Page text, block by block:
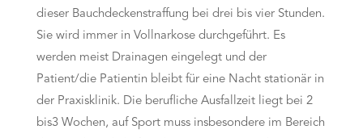
dieser Bauchdeckenstraffung bei drei bis vier Stunden.
Sie wird immer in Vollnarkose durchgeführt. Es
werden meist Drainagen eingelegt und der
Patient/die Patientin bleibt für eine Nacht stationär in
der Praxisklinik. Die berufliche Ausfallzeit liegt bei 2
bis3 Wochen, auf Sport muss insbesondere im Bereich